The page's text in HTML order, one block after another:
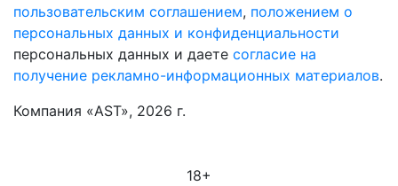
пользовательским соглашением, положением о
персональных данных и конфиденциальности
персональных данных и даете согласие на
получение рекламно-информационных материалов.
Компания «AST», 2026 г.
18+